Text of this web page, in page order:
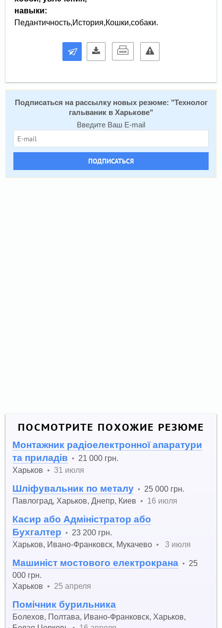
навыки:
Педантичность,История,Кошки,собаки.
Подписаться на рассылку новых резюме: "Технолог
гальваник в Харькове"
Введите Ваш E-mail
ПОДПИСАТЬСЯ
ПОСМОТРИТЕ ПОХОЖИЕ РЕЗЮМЕ
Монтажник радіоелектронної апаратури
та приладів •21 000 грн.
Харьков •31 июля
Шліфувальник по металу •25 000 грн.
Павлоград, Харьков,Днепр, Киев • 16 июля
Касир або Адміністратор або
Бухгалтер •23 200 грн.
Харьков, Ивано-Франковск, Мукачево • 3 июля
Машиніст мостового електрокрана •25
000 грн.
Харьков • 25 апреля
Помічник бурильника
Болехов, Полтава, Ивано-Франковск, Харьков,